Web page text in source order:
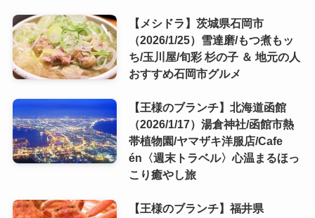
【メシドラ】茨城県石岡市
（2026/1/25）雪達磨/もつ煮もッ
ち/玉川屋/旬彩 杉の子 ＆ 地元の人
おすすめ石岡市グルメ
【王様のブランチ】北海道函館
（2026/1/17）湯倉神社/函館市熱
帯植物園/ヤマザキ洋服店/Cafe
én〈週末トラベル〉心温まるほっ
こり癒やし旅
【王様のブランチ】福井県